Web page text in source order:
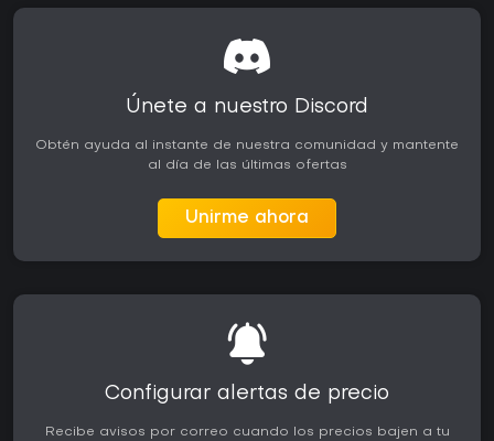
Únete a nuestro Discord
Obtén ayuda al instante de nuestra comunidad y mantente
al día de las últimas ofertas
Unirme ahora
Configurar alertas de precio
Recibe avisos por correo cuando los precios bajen a tu